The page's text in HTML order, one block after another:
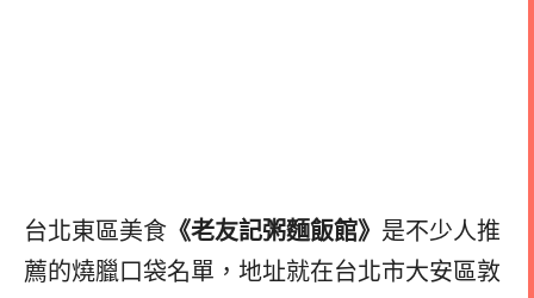
台北東區美食 《老友記粥麵飯館》 是不少人推
薦的燒臘口袋名單，地址就在台北市大安區敦